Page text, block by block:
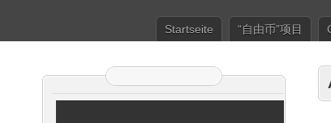
Startseite “自由币”项目